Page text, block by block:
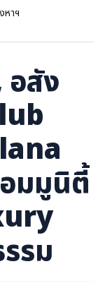
หาฯ
อสัง
มมูนิตี้
รม